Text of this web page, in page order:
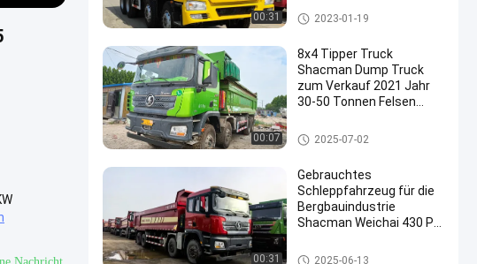
Nachricht.
00:31 Benutzter Kipplaster
2023-01-19
00:07
8x4 Tipper Truck
Shacman Dump Truck
zum Verkauf 2021 Jahr
30-50 Tonnen Felsen
Benutzter Kipplaster
2025-07-02
00:31
Gebrauchtes
Schleppfahrzeug für die
Bergbauindustrie
Shacman Weichai 430 PS
12 Reifen Lhd 50 Tonnen
Benutzter Kipplaster
2025-06-13